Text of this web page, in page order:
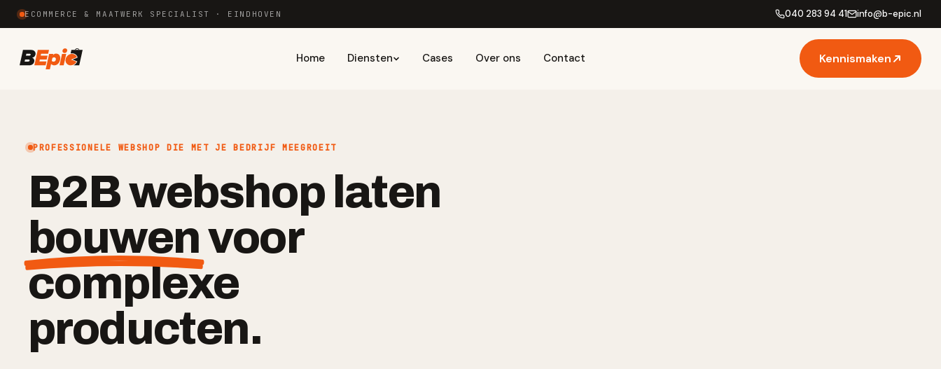
ECOMMERCE & MAATWERK SPECIALIST · EINDHOVEN 040 283 94 41 info@b-epic.nl
Home Diensten Cases Over ons Contact Kennismaken
PROFESSIONELE WEBSHOP DIE MET JE BEDRIJF MEEGROEIT
B2B webshop laten
bouwenvoor
complexe
producten.